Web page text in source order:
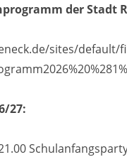
der Stadt
sites/default/
27: